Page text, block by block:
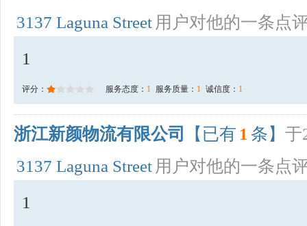
3137 Laguna Street 用户对他的一条点
1
评分： 服务态度： 1 服务质量： 1 诚信度： 1
浙江新颜物流有限公司 【已有 1 条】 于
3137 Laguna Street 用户对他的一条点
1